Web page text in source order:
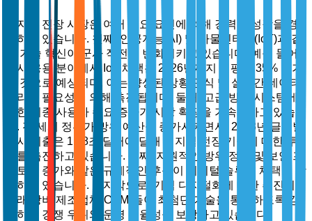
디지털 전장 시장은 여러 주요 요인에 의해 강력한 성장을 경
험하고 있습니다. 첫째, 인공지능(AI) 및 사물인터넷(IoT)과 같
은 기술 혁신이 군사 작전을 변화시키고 있습니다. 예를 들어,
군사 응용 분야에서 IoT 채택은 2026년까지 연평균 35% 증가
할 것으로 예상되며, 이는 향상된 상황 인식 및 실시간 데이터
처리의 필요성에 의해 촉진됩니다. 둘째, 고급 방어 시스템에
대한 최종 사용자 수요 증가가 시장 확장을 가속화하고 있습니
다. 전 세계 정부가 방위 예산을 증가시키면서, 2023년 글로벌
군사 지출은 1.98조 달러에 달해 디지털 전장 기술에 대한 투
자를 촉진하고 있습니다. 셋째, 지원적인 방위 정책 및 보안 프
로토콜 증가와 같은 규제적인 후풍이 디지털 솔루션 채택을 장
려하고 있습니다. 마지막으로, 기업 디지털화에 대한 추진이
원래 장비 제조업체(OEM)들이 최첨단 기술을 통합하도록 강
요하여 경쟁 우위와 운영 효율성을 보장하고 있습니다.